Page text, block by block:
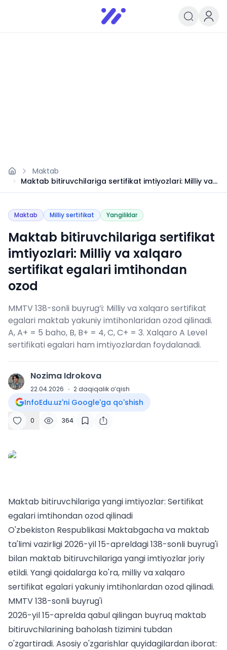
Infoedu
Ta&#039;lim xabarlari va
Maktab
Maktab bitiruvchilariga sertifikat imtiyozlari: Milliy va
xalqaro sertifikat egalari imtihondan ozod
Maktab Milliy sertifikat Yangiliklar
Maktab bitiruvchilariga sertifikat
imtiyozlari: Milliy va xalqaro
sertifikat egalari imtihondan
ozod
MMTV 138-sonli buyrug’i: Milliy va xalqaro sertifikat
egalari maktab yakuniy imtihonlaridan ozod qilinadi.
A, A+ = 5 baho, B, B+ = 4, C, C+ = 3. Xalqaro A Level
sertifikati egalari ham imtiyozlardan foydalanadi.
N Nozima Idrokova
22.04.2026 · 2 daqiqalik o‘qish
InfoEdu.uz'ni Google'ga qo'shish
0 364
Maktab bitiruvchilariga yangi imtiyozlar: Sertifikat
egalari imtihondan ozod qilinadi
O'zbekiston Respublikasi Maktabgacha va maktab
ta'limi vazirligi 2026-yil 15-apreldagi 138-sonli buyrug'i
bilan maktab bitiruvchilariga yangi imtiyozlar joriy
etildi. Yangi qoidalarga ko'ra, milliy va xalqaro
sertifikat egalari yakuniy imtihonlardan ozod qilinadi.
MMTV 138-sonli buyrug'i
2026-yil 15-aprelda qabul qilingan buyruq maktab
bitiruvchilarining baholash tizimini tubdan
o'zgartiradi. Asosiy o'zgarishlar quyidagilardan iborat: